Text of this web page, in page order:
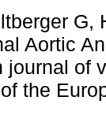
Aortic
journal of
the